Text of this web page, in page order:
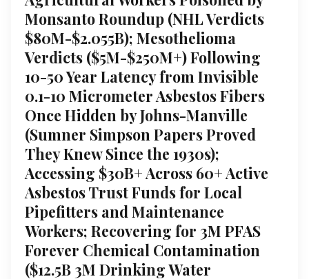
Monsanto Roundup (NHL Verdicts
$80M-$2.055B); Mesothelioma
Verdicts ($5M-$250M+) Following
10-50 Year Latency from Invisible
0.1-10 Micrometer Asbestos Fibers
Once Hidden by Johns-Manville
(Sumner Simpson Papers Proved
They Knew Since the 1930s);
Accessing $30B+ Across 60+ Active
Asbestos Trust Funds for Local
Pipefitters and Maintenance
Workers; Recovering for 3M PFAS
Forever Chemical Contamination
($12.5B 3M Drinking Water